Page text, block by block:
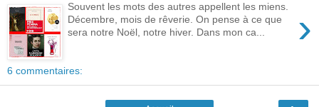
›
Souvent les mots des autres appellent les miens.
Décembre, mois de rêverie. On pense à ce que
sera notre Noël, notre hiver. Dans mon ca...
6 commentaires: